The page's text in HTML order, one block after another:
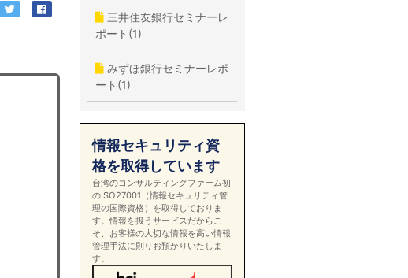
三井住友銀行セミナーレ
ポート(1)
みずほ銀行セミナーレポ
ート(1)
情報セキュリティ資
格を取得しています
台湾のコンサルティングファーム初
のISO27001（情報セキュリティ管
理の国際資格）を取得しておりま
す。情報を扱うサービスだからこ
そ、お客様の大切な情報を高い情報
管理手法に則りお預かりいたしま
す。